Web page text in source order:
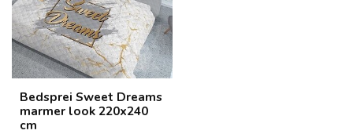
Bedsprei Sweet Dreams
marmer look 220x240
cm